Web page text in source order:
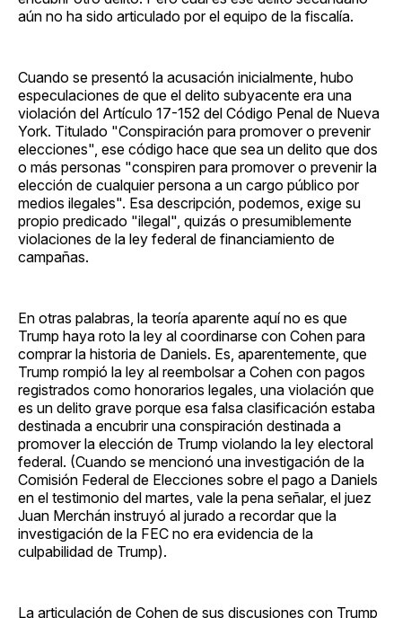
aún no ha sido articulado por el equipo de la fiscalía.
Cuando se presentó la acusación inicialmente, hubo
especulaciones de que el delito subyacente era una
violación del Artículo 17-152 del Código Penal de Nueva
York. Titulado "Conspiración para promover o prevenir
elecciones", ese código hace que sea un delito que dos
o más personas "conspiren para promover o prevenir la
elección de cualquier persona a un cargo público por
medios ilegales". Esa descripción, podemos, exige su
propio predicado "ilegal", quizás o presumiblemente
violaciones de la ley federal de financiamiento de
campañas.
En otras palabras, la teoría aparente aquí no es que
Trump haya roto la ley al coordinarse con Cohen para
comprar la historia de Daniels. Es, aparentemente, que
Trump rompió la ley al reembolsar a Cohen con pagos
registrados como honorarios legales, una violación que
es un delito grave porque esa falsa clasificación estaba
destinada a encubrir una conspiración destinada a
promover la elección de Trump violando la ley electoral
federal. (Cuando se mencionó una investigación de la
Comisión Federal de Elecciones sobre el pago a Daniels
en el testimonio del martes, vale la pena señalar, el juez
Juan Merchán instruyó al jurado a recordar que la
investigación de la FEC no era evidencia de la
culpabilidad de Trump).
La articulación de Cohen de sus discusiones con Trump